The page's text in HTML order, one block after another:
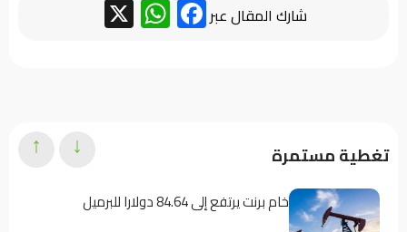
شارك المقال عبر Facebook
WhatsApp
تغطية مستمرة
خام برنت يرتفع إلى 84.64 دولارا للبرميل
↓
↑